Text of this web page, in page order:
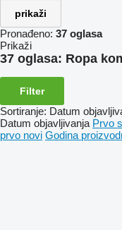
prikaži
Pronađeno: 37 oglasa
Prikaži
37 oglasa: Ropa
Filter
Sortiranje: Datum
Datum objavljivanja Prvo
prvo novi Godina